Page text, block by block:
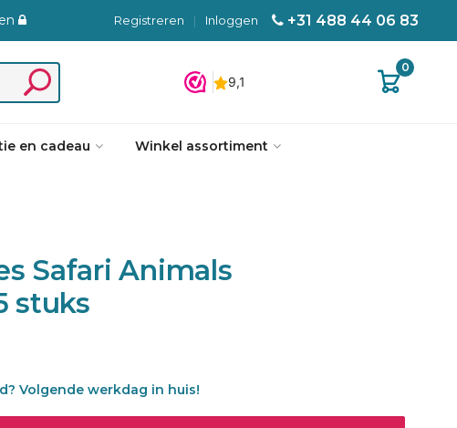
+31 488 44 06 83
Inloggen
|
Registreren
0
en cadeau Winkel assortiment
Safari Animals
stuks
Volgende werkdag in huis!